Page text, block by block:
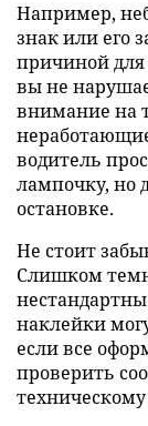
Например,
знак или его
причиной
вы не
внимание на
водитель
лампочку, но
остановке.
Не стоит
Слишком
наклейки
если все
проверить